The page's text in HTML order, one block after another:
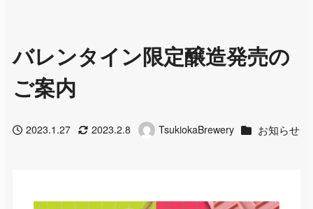
バレンタイン限定醸造発売の
ご案内
投稿日2023.1.27 更新日2023.2.8 著
TsukiokaBrewery カテゴリー
お知らせ